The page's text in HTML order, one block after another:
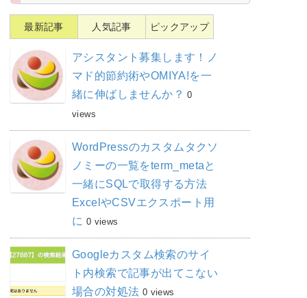
最新記事 人気記事 ピックアップ
アシスタント募集します！ノ
マド的節約術やOMIYA!を一
緒に伸ばしませんか？ 0
views
WordPressのカスタムタクソ
ノミーの一覧をterm_metaと
一緒にSQLで取得する方法
ExcelやCSVエクスポート用
に 0 views
Googleカスタム検索のサイ
ト内検索で記事が出てこない
場合の対処法 0 views